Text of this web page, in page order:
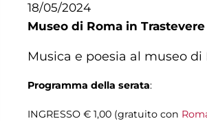
18/05/2024
Museo di Roma in Trastevere
Musica e poesia al museo
Programma della serata:
INGRESSO € 1,00 (gratuito con